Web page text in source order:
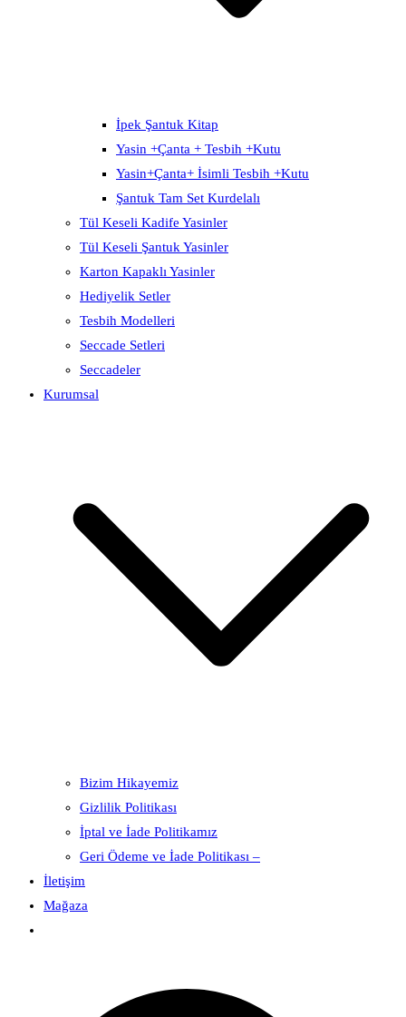
İpek Şantuk Kitap
Yasin +Çanta + Tesbih +Kutu
Yasin+Çanta+ İsimli Tesbih +Kutu
Şantuk Tam Set Kurdelalı
Tül Keseli Kadife Yasinler
Tül Keseli Şantuk Yasinler
Karton Kapaklı Yasinler
Hediyelik Setler
Tesbih Modelleri
Seccade Setleri
Seccadeler
Kurumsal
Bizim Hikayemiz
Gizlilik Politikası
İptal ve İade Politikamız
Geri Ödeme ve İade Politikası –
İletişim
Mağaza